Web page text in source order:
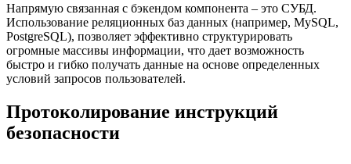
Напрямую связанная с бэкендом компонента – это СУБД.
Использование реляционных баз данных (например, MySQL,
PostgreSQL), позволяет эффективно структурировать
огромные массивы информации, что дает возможность
быстро и гибко получать данные на основе определенных
условий запросов пользователей.
Протоколирование инструкций
безопасности